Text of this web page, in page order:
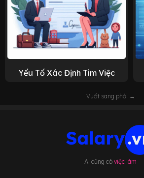
Yếu Tố Xác Định Tìm Việc
Vuốt sang phải →
Ai cũng có việc làm